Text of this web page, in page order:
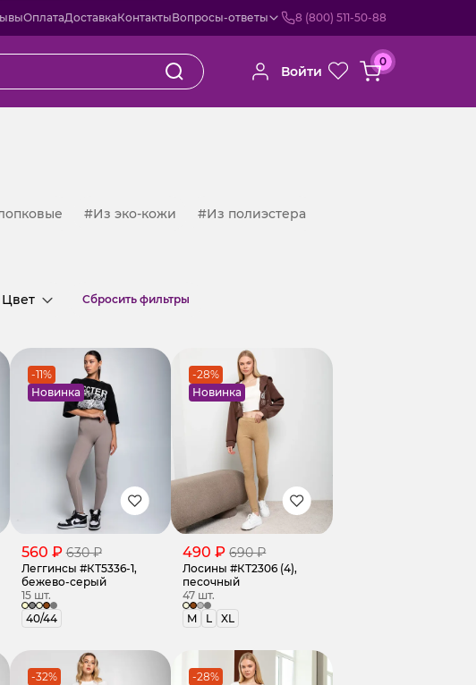
ОплатаДоставкаКонтактыВопросы-ответы 8 (800) 511-50-88
Войти
0
#Из эко-кожи #Из полиэстера
Цвет Cбросить фильтры
-11%
Новинка
560 ₽ 630 ₽
Леггинсы #КТ5336-1,
бежево-серый
15 шт.
40/44
-28%
Новинка
490 ₽ 690 ₽
Лосины #КТ2306 (4),
песочный
47 шт.
M
L XL
-32%
-28%